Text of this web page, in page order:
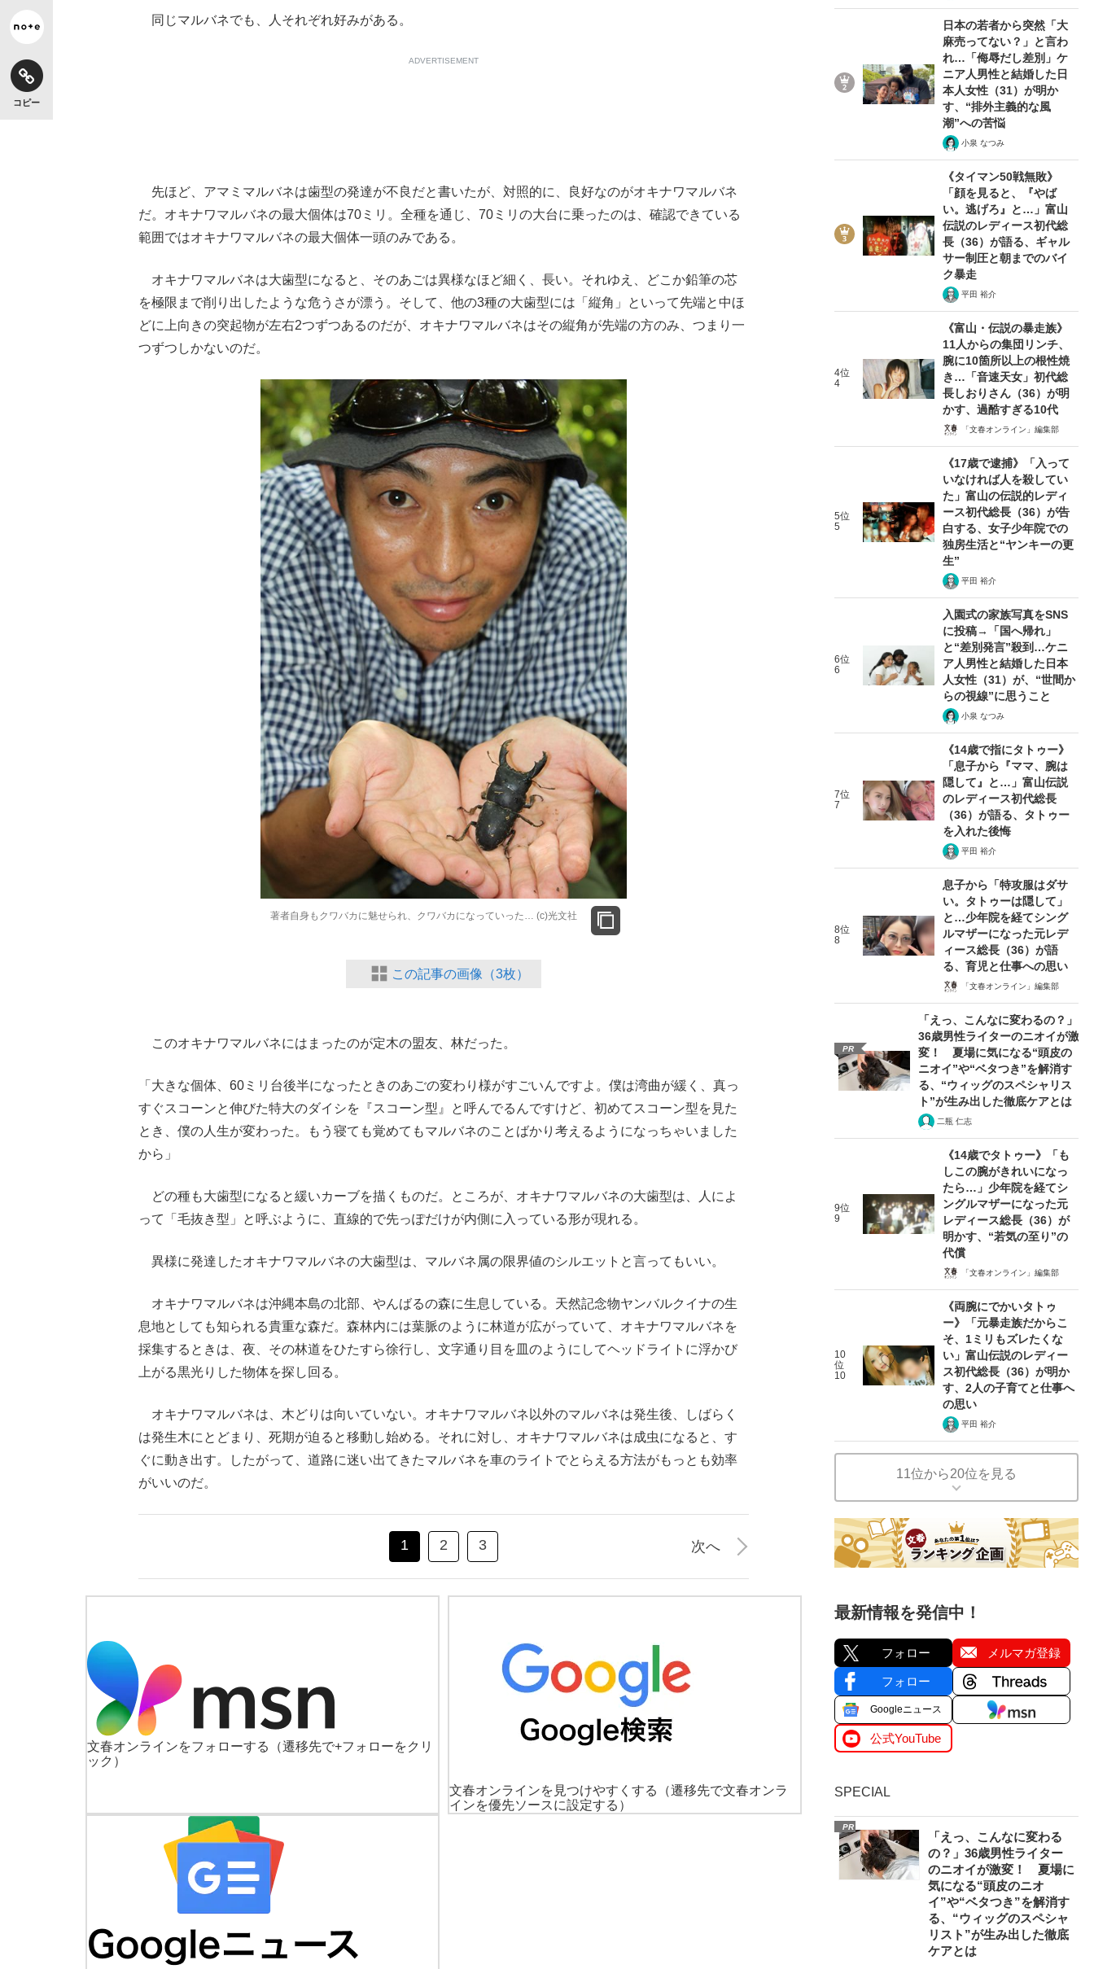
《BTS厳戒トーキョー滞在記》RM→渋谷で飲み会、JIN→伊豆の...
コピー
同じマルバネでも、人それぞれ好みがある。
ADVERTISEMENT
先ほど、アマミマルバネは歯型の発達が不良だと書いたが、対照的に、良好なのがオキナワマルバネ
だ。オキナワマルバネの最大個体は70ミリ。全種を通じ、70ミリの大台に乗ったのは、確認できている
範囲ではオキナワマルバネの最大個体一頭のみである。
オキナワマルバネは大歯型になると、そのあごは異様なほど細く、長い。それゆえ、どこか鉛筆の芯
を極限まで削り出したような危うさが漂う。そして、他の3種の大歯型には「縦角」といって先端と中ほ
どに上向きの突起物が左右2つずつあるのだが、オキナワマルバネはその縦角が先端の方のみ、つまり一
つずつしかないのだ。
著者自身もクワバカに魅せられ、クワバカになっていった… (c)光文社
この記事の画像（3枚）
このオキナワマルバネにはまったのが定木の盟友、林だった。
「大きな個体、60ミリ台後半になったときのあごの変わり様がすごいんですよ。僕は湾曲が緩く、真っ
すぐスコーンと伸びた特大のダイシを『スコーン型』と呼んでるんですけど、初めてスコーン型を見た
とき、僕の人生が変わった。もう寝ても覚めてもマルバネのことばかり考えるようになっちゃいました
から」
どの種も大歯型になると緩いカーブを描くものだ。ところが、オキナワマルバネの大歯型は、人によ
って「毛抜き型」と呼ぶように、直線的で先っぽだけが内側に入っている形が現れる。
異様に発達したオキナワマルバネの大歯型は、マルバネ属の限界値のシルエットと言ってもいい。
オキナワマルバネは沖縄本島の北部、やんばるの森に生息している。天然記念物ヤンバルクイナの生
息地としても知られる貴重な森だ。森林内には葉脈のように林道が広がっていて、オキナワマルバネを
採集するときは、夜、その林道をひたすら徐行し、文字通り目を皿のようにしてヘッドライトに浮かび
上がる黒光りした物体を探し回る。
オキナワマルバネは、木どりは向いていない。オキナワマルバネ以外のマルバネは発生後、しばらく
は発生木にとどまり、死期が迫ると移動し始める。それに対し、オキナワマルバネは成虫になると、す
ぐに動き出す。したがって、道路に迷い出てきたマルバネを車のライトでとらえる方法がもっとも効率
がいいのだ。
1 2 3 次へ
文春オンラインをフォローする
（遷移先で+フォローをクリ
ック）
文春オンラインを見つけやすくする
（遷移先で文春オンラ
インを優先ソースに設定する）
日本の若者から突然「大
麻売ってない？」と言わ
れ…「侮辱だし差別」ケ
ニア人男性と結婚した日
本人女性（31）が明か
す、“排外主義的な風
潮”への苦悩
小泉 なつみ
《タイマン50戦無敗》
「顔を見ると、『やば
い。逃げろ』と…」富山
伝説のレディース初代総
長（36）が語る、ギャル
サー制圧と朝までのバイ
ク暴走
平田 裕介
4位
4
《富山・伝説の暴走族》
11人からの集団リンチ、
腕に10箇所以上の根性焼
き…「音速天女」初代総
長しおりさん（36）が明
かす、過酷すぎる10代
「文春オンライン」編集部
5位
5
《17歳で逮捕》「入って
いなければ人を殺してい
た」富山の伝説的レディ
ース初代総長（36）が告
白する、女子少年院での
独房生活と“ヤンキーの更
生”
平田 裕介
6位
6
入園式の家族写真をSNS
に投稿→「国へ帰れ」
と“差別発言”殺到…ケニ
ア人男性と結婚した日本
人女性（31）が、“世間か
らの視線”に思うこと
小泉 なつみ
7位
7
《14歳で指にタトゥー》
「息子から『ママ、腕は
隠して』と…」富山伝説
のレディース初代総長
（36）が語る、タトゥー
を入れた後悔
平田 裕介
8位
8
息子から「特攻服はダサ
い。タトゥーは隠して」
と…少年院を経てシング
ルマザーになった元レデ
ィース総長（36）が語
る、育児と仕事への思い
「文春オンライン」編集部
PR
「えっ、こんなに変わるの？」
36歳男性ライターのニオイが激
変！ 夏場に気になる“頭皮の
ニオイ”や“ベタつき”を解消す
る、“ウィッグのスペシャリス
ト”が生み出した徹底ケアとは
二瓶 仁志
9位
9
《14歳でタトゥー》「も
しこの腕がきれいになっ
たら…」少年院を経てシ
ングルマザーになった元
レディース総長（36）が
明かす、“若気の至り”の
代償
「文春オンライン」編集部
10
位
10
《両腕にでかいタトゥ
ー》「元暴走族だからこ
そ、1ミリもズレたくな
い」富山伝説のレディー
ス初代総長（36）が明か
す、2人の子育てと仕事へ
の思い
平田 裕介
11位から20位を見る
最新情報を発信中！
フォロー メルマガ登録
フォロー
Googleニュース
公式YouTube
SPECIAL
PR
「えっ、こんなに変わる
の？」36歳男性ライター
のニオイが激変！ 夏場に
気になる“頭皮のニオ
イ”や“ベタつき”を解消す
る、“ウィッグのスペシャ
リスト”が生み出した徹底
ケアとは